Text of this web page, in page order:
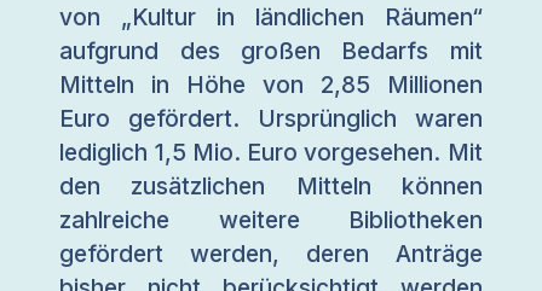
von „Kultur in ländlichen Räumen“
aufgrund des großen Bedarfs mit
Mitteln in Höhe von 2,85 Millionen
Euro gefördert. Ursprünglich waren
lediglich 1,5 Mio. Euro vorgesehen. Mit
den zusätzlichen Mitteln können
zahlreiche weitere Bibliotheken
gefördert werden, deren Anträge